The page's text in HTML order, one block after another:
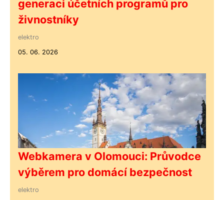
generaci účetních programů pro
živnostníky
elektro
05. 06. 2026
Webkamera v Olomouci: Průvodce
výběrem pro domácí bezpečnost
elektro